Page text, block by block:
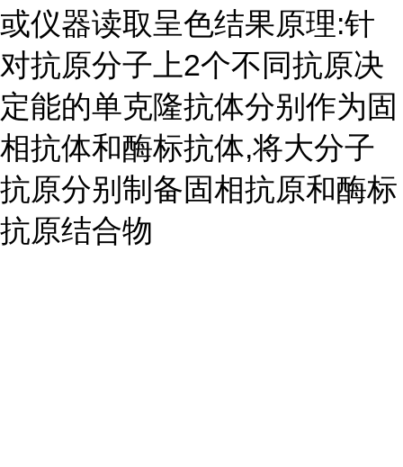
或仪器读取呈色结果原理:针
对抗原分子上2个不同抗原决
定能的单克隆抗体分别作为固
相抗体和酶标抗体,将大分子
抗原分别制备固相抗原和酶标
抗原结合物